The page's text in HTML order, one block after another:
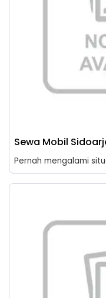
Sewa Mobil
Pernah mengalami